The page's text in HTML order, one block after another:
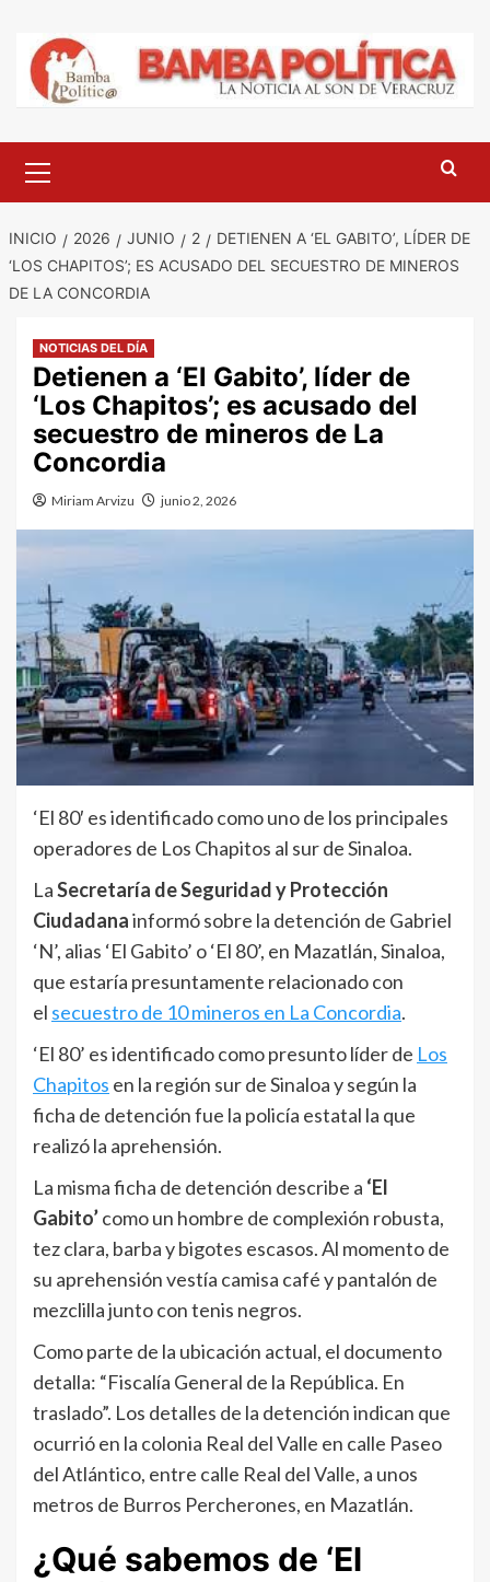
contenido
principal
INICIO 2026 JUNIO 2
DETIENEN A ‘EL GABITO’, LÍDER DE
‘LOS CHAPITOS’; ES ACUSADO DEL SECUESTRO DE MINEROS
DE LA CONCORDIA
NOTICIAS DEL DÍA
Detienen a ‘El Gabito’, líder de
‘Los Chapitos’; es acusado del
secuestro de mineros de La
Concordia
Miriam Arvizu junio 2, 2026
‘El 80′ es identificado como uno de los principales
operadores de Los Chapitos al sur de Sinaloa.
LaSecretaría de Seguridad y Protección
Ciudadanainformó sobre la detención de Gabriel
‘N’, alias ‘El Gabito’ o ‘El 80’, en Mazatlán, Sinaloa,
que estaría presuntamente relacionado con
el secuestro de 10 mineros en La Concordia.
‘El 80’ es identificado como presunto líder de Los
Chapitos en la región sur de Sinaloa y según la
ficha de detención fue la policía estatal la que
realizó la aprehensión.
La misma ficha de detención describe a ‘El
Gabito’como un hombre de complexión robusta,
tez clara, barba y bigotes escasos. Al momento de
su aprehensión vestía camisa café y pantalón de
mezclilla junto con tenis negros.
Como parte de la ubicación actual, el documento
detalla: “Fiscalía General de la República. En
traslado”. Los detalles de la detención indican que
ocurrió en la colonia Real del Valle en calle Paseo
del Atlántico, entre calle Real del Valle, a unos
metros de Burros Percherones, en Mazatlán.
¿Qué sabemos de ‘El